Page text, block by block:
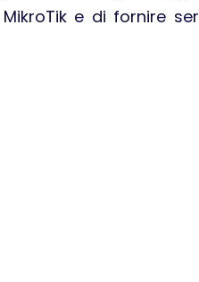
e di fornire